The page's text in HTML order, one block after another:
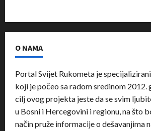
O NAMA
Portal Svijet Rukometa je
koji je počeo sa radom sredinom 2012.
cilj ovog projekta jeste da se svim
u Bosni i Hercegovini i regionu, na što
način pruže informacije o dešavanjima